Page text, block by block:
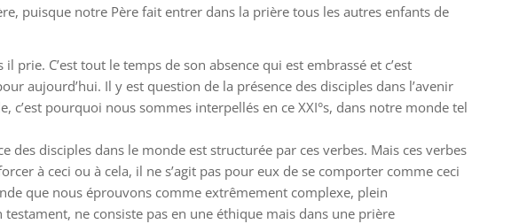
puisque notre Père fait entrer dans la prière tous les autres enfants de
C’est tout le temps de son absence qui est embrassé et c’est
aujourd’hui. Il y est question de la présence des disciples dans l’avenir
pourquoi nous sommes interpellés en ce XXI°s, dans notre monde tel
des disciples dans le monde est structurée par ces verbes. Mais ces verbes
à ceci ou à cela, il ne s’agit pas pour eux de se comporter comme ceci
que nous éprouvons comme extrêmement complexe, plein
testament, ne consiste pas en une éthique mais dans une prière